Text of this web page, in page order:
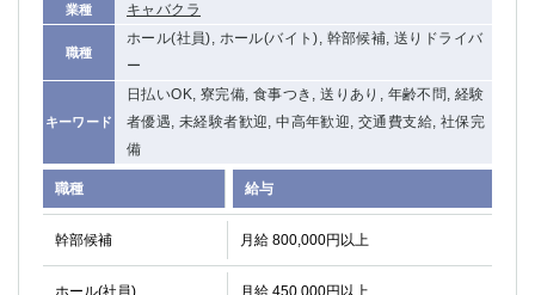
業種 キャバクラ
職種
ホール(社員), ホール(バイト), 幹部候補, 送りドライバ
ー
キーワード
日払いOK, 寮完備, 食事つき, 送りあり, 年齢不問, 経験
者優遇, 未経験者歓迎, 中高年歓迎, 交通費支給, 社保完
備
職種 給与
幹部候補 月給 800,000円以上
ホール(社員) 月給 450,000円以上
栃木県
宇都宮
小山
東武宇都宮（宇都宮西口）
茨城県
土浦 ひたち野うしく
群馬県